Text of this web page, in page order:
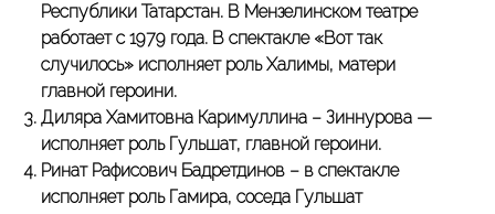
Республики Татарстан. В Мензелинском театре
работает с 1979 года. В спектакле «Вот так
случилось» исполняет роль Халимы, матери
главной героини.
Диляра Хамитовна Каримуллина – Зиннурова —
исполняет роль Гульшат, главной героини.
Ринат Рафисович Бадретдинов – в спектакле
исполняет роль Гамира, соседа Гульшат